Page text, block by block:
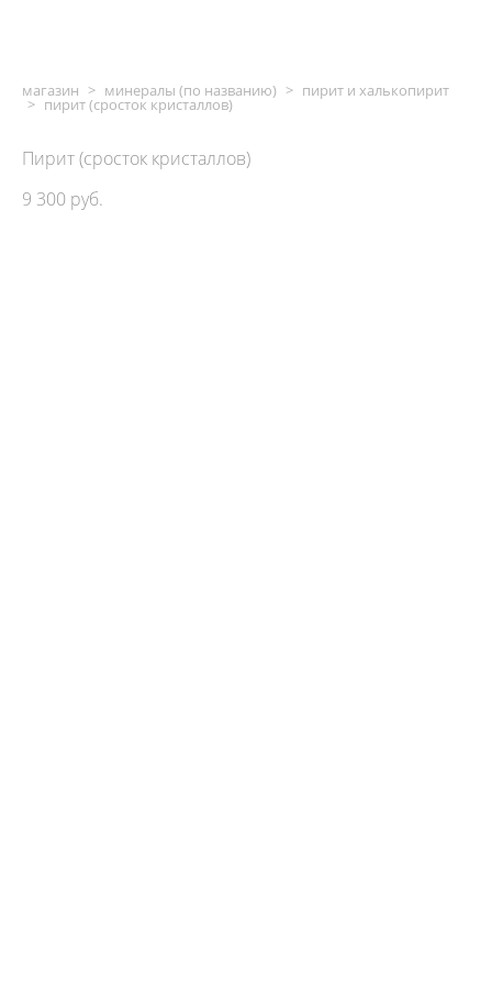
магазин > минералы (по названию) > пирит и халькопирит
> пирит (сросток кристаллов)
Пирит (сросток кристаллов)
9 300 pуб.